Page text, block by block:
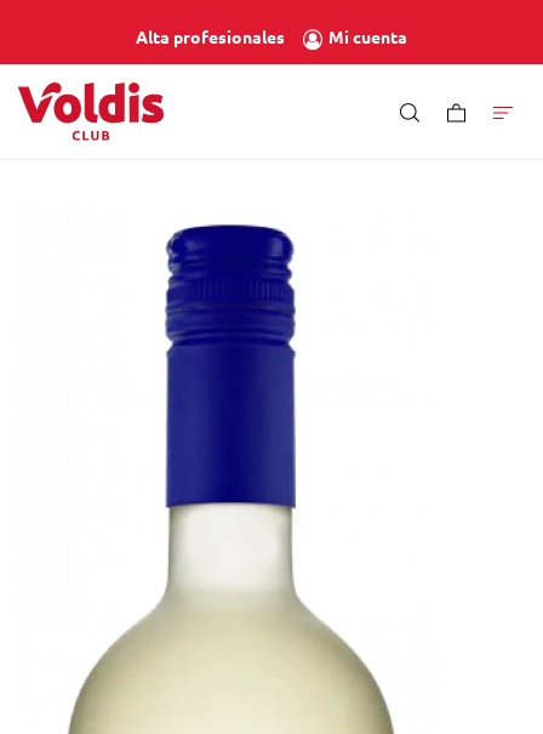
Alta profesionales Mi cuenta